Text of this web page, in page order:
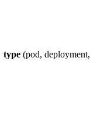
type (pod, deployment,